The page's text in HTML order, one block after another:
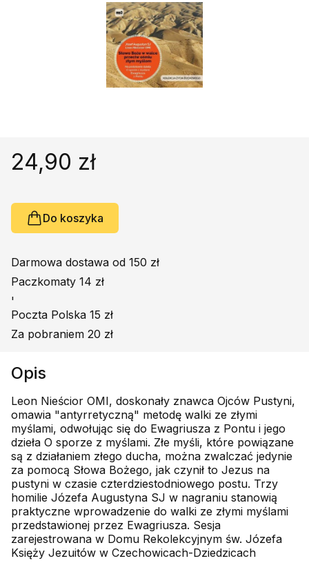
Książki obcojęzyczne
Poradniki, leksykony...
Podręczniki szkolne
Promocja
24,90 zł
Do koszyka
Darmowa dostawa od 150 zł
Paczkomaty 14 zł
'
Poczta Polska 15 zł
Za pobraniem 20 zł
Opis
Leon Nieścior OMI, doskonały znawca Ojców Pustyni,
omawia "antyrretyczną" metodę walki ze złymi
myślami, odwołując się do Ewagriusza z Pontu i jego
dzieła O sporze z myślami. Złe myśli, które powiązane
są z działaniem złego ducha, można zwalczać jedynie
za pomocą Słowa Bożego, jak czynił to Jezus na
pustyni w czasie czterdziestodniowego postu. Trzy
homilie Józefa Augustyna SJ w nagraniu stanowią
praktyczne wprowadzenie do walki ze złymi myślami
przedstawionej przez Ewagriusza. Sesja
zarejestrowana w Domu Rekolekcyjnym św. Józefa
Księży Jezuitów w Czechowicach-Dziedzicach